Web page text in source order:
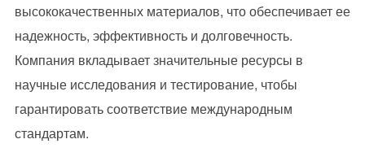
высококачественных материалов, что обеспечивает ее
надежность, эффективность и долговечность.
Компания вкладывает значительные ресурсы в
научные исследования и тестирование, чтобы
гарантировать соответствие международным
стандартам.